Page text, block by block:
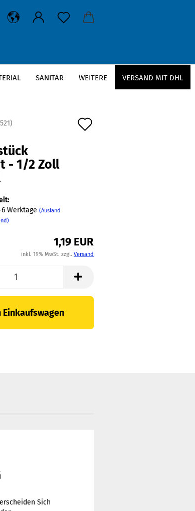
SANITÄR VERSAND MIT DHL
WEITERE
)
- 1/2 Zoll
Werktage (Ausland
1,19 EUR
inkl. 19% MwSt. zzgl. Versand
Einkaufswagen
Sich